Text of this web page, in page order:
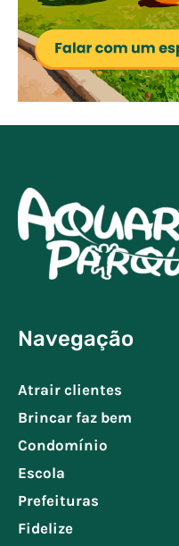
Navegação
Atrair clientes
Brincar faz bem
Condomínio
Escola
Prefeituras
Fidelize